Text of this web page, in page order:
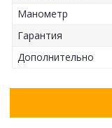
Манометр
Гарантия
Дополнительно